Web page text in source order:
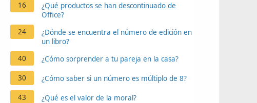
16
¿Qué productos se han descontinuado de
Office?
24
¿Dónde se encuentra el número de edición en
un libro?
40
¿Cómo sorprender a tu pareja en la casa?
30 ¿Cómo saber si un número es múltiplo de 8?
43 ¿Qué es el valor de la moral?